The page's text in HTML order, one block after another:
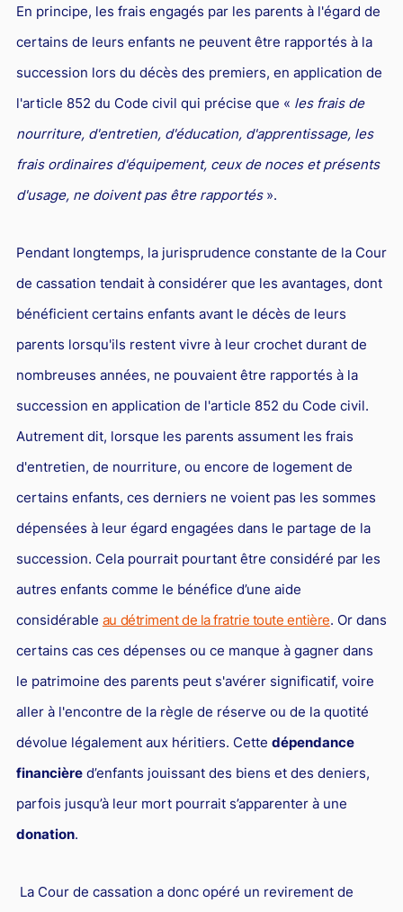
Entreprises en difficultés / Restructuring
Réduction des charges sociales
Droit de la santé
Cabinet d’avocats d’affaires : comment le choisir ?
BTP
Bail commercial
Droit des sociétés
Droit et Fiscalité du marché de l'Art
L'industrie
Droit aérien
Caution bancaire
Communication et nouvelles technologies
Concurrence déloyale
Transport
Restructuration d'entreprise
Droit et Fiscalité du marché de l'Art
Transmission d'entreprise et avocat
Gestion des crises
Procédures et tribunaux
PICOVSCHI
Concurrence déloyale : définition et sanctions
L'action en concurrence déloyale : comment l'avocat peut-
Copie servile de site Internet, concurrence déloyale et
Concurrence déloyale : parasitisme, désorganisation,
pose des problèmes de droit !
Le dénigrement commercial
Action pénale en contrefaçon
Contrôle fiscal : deux avocats fiscalistes et un ancien
Optimisation fiscale : attention aux risques
Régularisation des avoirs détenus à l’étranger
Droit des marques : des avocats compétents pour créer
Jurisprudences et actualités en droit de la propriété
les défendre
Contrats informatiques
Avocat en nouvelles technologies-Internet
en droit du travail vous assistent
Relations franco-américaines
Avocats franco-chinois : notre pôle d’affaires dédié
Relations franco-japonaises
Relations franco-canadiennes
Contrat international
En principe, les frais engagés par les parents à l'égard de
certains de leurs enfants ne peuvent être rapportés à la
succession lors du décès des premiers, en application de
l'article 852 du Code civil qui précise que « les frais de
nourriture, d'entretien, d'éducation, d'apprentissage, les
frais ordinaires d'équipement, ceux de noces et présents
d'usage, ne doivent pas être rapportés».
Pendant longtemps, la jurisprudence constante de la Cour
de cassation tendait à considérer que les avantages, dont
bénéficient certains enfants avant le décès de leurs
parents lorsqu'ils restent vivre à leur crochet durant de
nombreuses années, ne pouvaient être rapportés à la
succession en application de l'article 852 du Code civil.
Autrement dit, lorsque les parents assument les frais
d'entretien, de nourriture, ou encore de logement de
certains enfants, ces derniers ne voient pas les sommes
dépensées à leur égard engagées dans le partage de la
succession. Cela pourrait pourtant être considéré par les
autres enfants comme le bénéfice d’une aide
considérable au détriment de la fratrie toute entière. Or dans
certains cas ces dépenses ou ce manque à gagner dans
le patrimoine des parents peut s'avérer significatif, voire
aller à l'encontre de la règle de réserve ou de la quotité
dévolue légalement aux héritiers. Cette dépendance
financièred’enfants jouissant des biens et des deniers,
parfois jusqu’à leur mort pourrait s’apparenter à une
donation.
La Cour de cassation a donc opéré un revirement de